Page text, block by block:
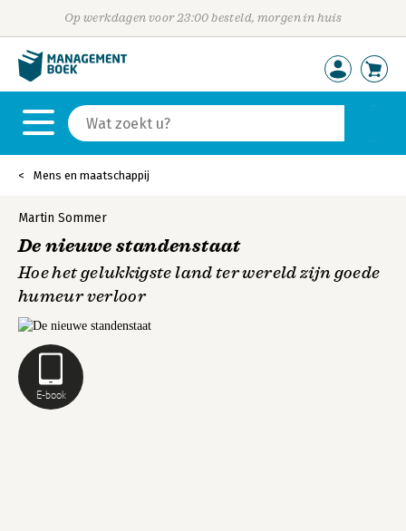
Op werkdagen voor 23:00 besteld, morgen in huis
Mens en maatschappij
E-book
Martin Sommer
De nieuwe standenstaat
Hoe het gelukkigste land ter wereld zijn goede
humeur verloor